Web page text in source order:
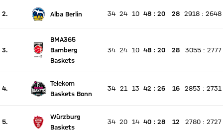
TRI
FCBB
2.
Alba Berlin 34 24 10 48 : 20 28 2918 : 2648
3.
Aktuell Platz 3, letzte Woche Platz unverändert
BMA365
Bamberg
Baskets
Es findet kein Spiel statt
34 24 10 48 : 20 28 3055 : 2777
4.
Aktuell Platz 4, letzte Woche Platz unverändert
Telekom
Baskets Bonn
34 21 13 42 : 26 16 2853 : 2731
5.
Aktuell Platz 5, letzte Woche Platz unverändert
Würzburg
Baskets
34 20 14 40 : 28 12 2780 : 2727